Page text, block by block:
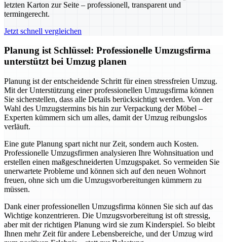
letzten Karton zur Seite – professionell, transparent und
termingerecht.
Jetzt schnell vergleichen
Planung ist Schlüssel: Professionelle Umzugsfirma
unterstützt bei Umzug planen
Planung ist der entscheidende Schritt für einen stressfreien Umzug.
Mit der Unterstützung einer professionellen Umzugsfirma können
Sie sicherstellen, dass alle Details berücksichtigt werden. Von der
Wahl des Umzugstermins bis hin zur Verpackung der Möbel –
Experten kümmern sich um alles, damit der Umzug reibungslos
verläuft.
Eine gute Planung spart nicht nur Zeit, sondern auch Kosten.
Professionelle Umzugsfirmen analysieren Ihre Wohnsituation und
erstellen einen maßgeschneiderten Umzugspaket. So vermeiden Sie
unerwartete Probleme und können sich auf den neuen Wohnort
freuen, ohne sich um die Umzugsvorbereitungen kümmern zu
müssen.
Dank einer professionellen Umzugsfirma können Sie sich auf das
Wichtige konzentrieren. Die Umzugsvorbereitung ist oft stressig,
aber mit der richtigen Planung wird sie zum Kinderspiel. So bleibt
Ihnen mehr Zeit für andere Lebensbereiche, und der Umzug wird